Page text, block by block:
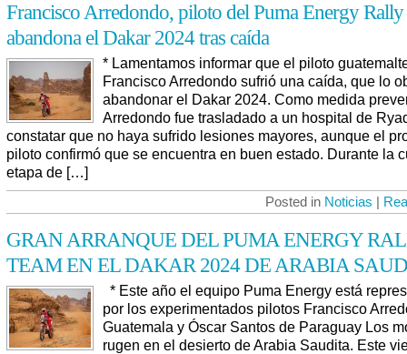
Francisco Arredondo, piloto del Puma Energy Rally
abandona el Dakar 2024 tras caída
* Lamentamos informar que el piloto
Francisco Arredondo sufrió una caída, que lo
abandonar el Dakar 2024. Como medida
Arredondo fue trasladado a un hospital de
constatar que no haya sufrido lesiones mayores, aunque el
piloto confirmó que se encuentra en buen estado. Durante la
etapa de […]
Posted in Noticias |
GRAN ARRANQUE DEL PUMA ENERGY
TEAM EN EL DAKAR 2024 DE ARABIA
* Este año el equipo Puma Energy está
por los experimentados pilotos Francisco
Guatemala y Óscar Santos de Paraguay Los
rugen en el desierto de Arabia Saudita. Este